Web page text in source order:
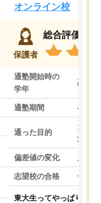
オンライン校
保護者
総合評価
通塾開始時の
学年
高3
通塾期間 4ヵ月
通った目的
大学
対策
偏差値の変化
志望校の合格 合格
東大生ってやっぱりすご